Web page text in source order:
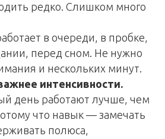
редко. Слишком много
в очереди, в пробке,
перед сном. Не нужно
и нескольких минут.
интенсивности.
день работают лучше, чем
что навык — замечать
полюса,